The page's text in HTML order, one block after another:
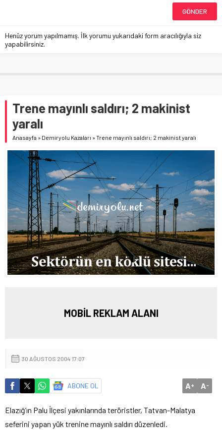
Henüz yorum yapılmamış. İlk yorumu yukarıdaki form aracılığıyla siz
yapabilirsiniz.
Trene mayınlı saldırı; 2 makinist
yaralı
Anasayfa » Demiryolu Kazaları »Trene mayınlı saldırı; 2 makinist yaralı
MOBİL REKLAM ALANI
30 AĞUSTOS 2004 17:07
ABONE OL A+ A-
Elazığ’ın Palu İlçesi yakınlarında teröristler, Tatvan-Malatya
seferini yapan yük trenine mayınlı saldırı düzenledi.